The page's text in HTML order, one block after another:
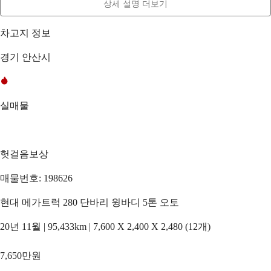
상세 설명 더보기
차고지 정보
경기 안산시
실매물
헛걸음보상
매물번호: 198626
현대 메가트럭 280 단바리 윙바디 5톤 오토
20년 11월 | 95,433km | 7,600 X 2,400 X 2,480 (12개)
7,650만원